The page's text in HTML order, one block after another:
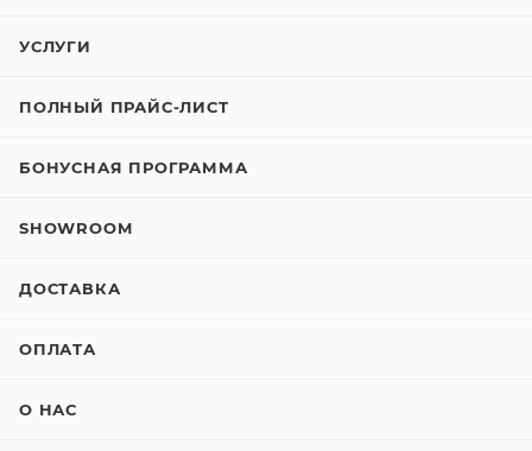
УСЛУГИ
ПОЛНЫЙ ПРАЙС-ЛИСТ
БОНУСНАЯ ПРОГРАММА
SHOWROOM
ДОСТАВКА
ОПЛАТА
О НАС